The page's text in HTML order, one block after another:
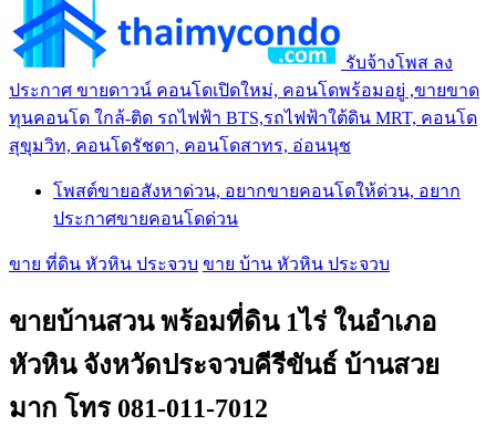
รับจ้างโพส ลง
ประกาศ ขายดาวน์ คอนโดเปิดใหม่, คอนโดพร้อมอยู่ ,ขายขาด
ทุนคอนโด ใกล้-ติด รถไฟฟ้า BTS,รถไฟฟ้าใต้ดิน MRT, คอนโด
สุขุมวิท, คอนโดรัชดา, คอนโดสาทร, อ่อนนุช
โพสต์ขายอสังหาด่วน, อยากขายคอนโดให้ด่วน, อยาก
ประกาศขายคอนโดด่วน
ขาย ที่ดิน หัวหิน ประจวบ ขาย บ้าน หัวหิน ประจวบ
ขายบ้านสวน พร้อมที่ดิน 1ไร่ ในอำเภอ
หัวหิน จังหวัดประจวบคีรีขันธ์ บ้านสวย
มาก โทร 081-011-7012